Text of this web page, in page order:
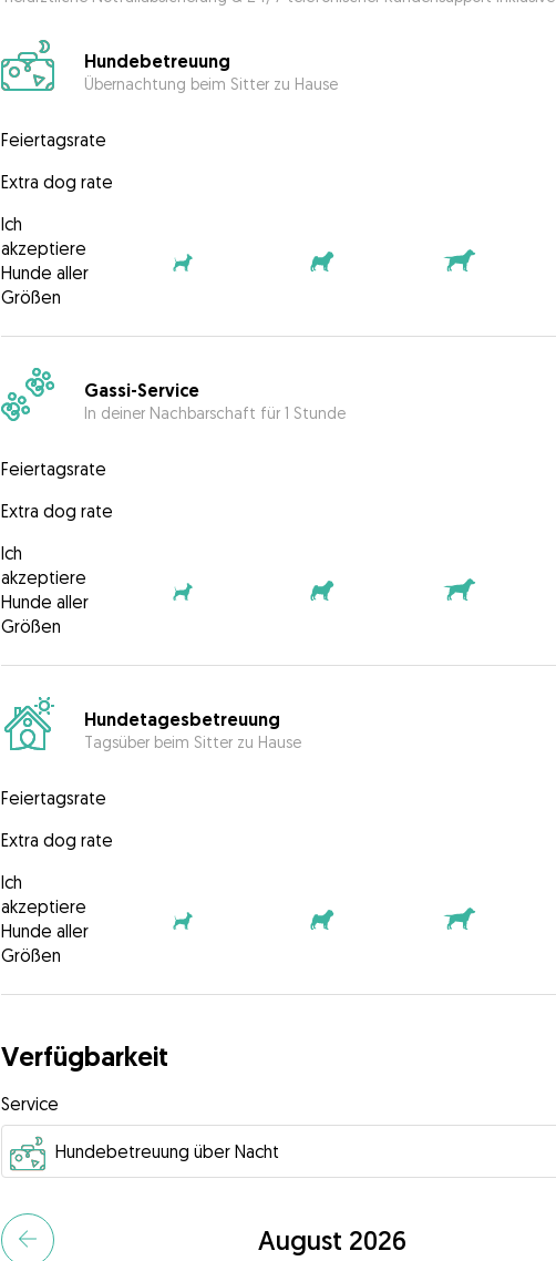
Hundebetreuung
Übernachtung beim Sitter zu Hause
Feiertagsrate
Extra dog rate
Ich
akzeptiere
Hunde aller
Größen
Gassi-Service
In deiner Nachbarschaft für 1 Stunde
Feiertagsrate
Extra dog rate
Ich
akzeptiere
Hunde aller
Größen
Hundetagesbetreuung
Tagsüber beim Sitter zu Hause
Feiertagsrate
Extra dog rate
Ich
akzeptiere
Hunde aller
Größen
Verfügbarkeit
Service
August 2026